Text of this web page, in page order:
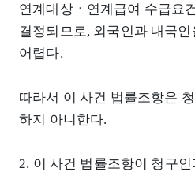
연계대상ㆍ연계급여 수급요
결정되므로, 외국인과 내국
어렵다.
따라서 이 사건 법률조항은
하지 아니한다.
2. 이 사건 법률조항이 청구